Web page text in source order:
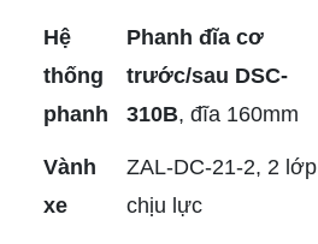
Hệ
thống
phanh
Phanh đĩa cơ
trước/sau DSC-
310B, đĩa 160mm
Vành
xe
ZAL-DC-21-2, 2 lớp
chịu lực